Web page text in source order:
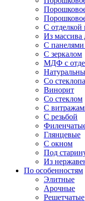
С отделкой
Из массива
С
С зеркалом
МДФ с
Со
Винорит
Со стеклом
С
С резьбой
Глянцевые
С окном
Под
Из
По особенностям
Элитные
Арочные
Решетчатые